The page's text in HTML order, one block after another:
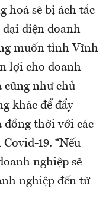
hoá sẽ bị ách tắc
đại diện doanh
muốn tỉnh Vĩnh
lợi cho doanh
cũng như chủ
khác để đẩy
đồng thời với các
19. “Nếu
nghiệp sẽ
nghiệp đến từ